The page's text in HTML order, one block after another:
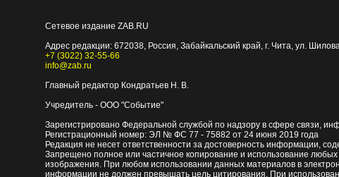
Сетевое издание ZAB.RU
Адрес редакции: 672038, Россия, Забайкальский край, г. Чита, ул.
+7 (3022) 32-55-66
info@zab.ru
Главный редактор Кондратьев Н. В.
Учредитель - ООО "Событие"
Зарегистрировано Федеральной службой по надзору в сфере связи,
Регистрационный номер: ЭЛ № ФС 77 - 75882 от 24 июня 2019 года
Редакция не несет ответственности за достоверность информации,
Запрещено полное или частичное копирование и использование
изображения. При любом использовании данных материалов в
информации не должен превышать цель цитирования. При